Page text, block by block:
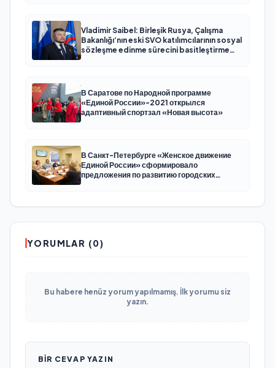
Vladimir Saibel: Birleşik Rusya, Çalışma
Bakanlığı’nın eski SVO katılımcılarının sosyal
sözleşme edinme sürecini basitleştirme
В Саратове по Народной программе
«Единой России»-2021 открылся
адаптивный спортзал «Новая высота»
В Санкт-Петербурге «Женское движение
Единой России» сформировало
предложения по развитию городских
YORUMLAR (0)
Bu habere henüz yorum yapılmamış. İlk yorumu siz
yazın.
BIR CEVAP YAZIN